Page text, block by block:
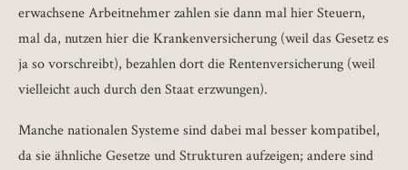
erwachsene Arbeitnehmer zahlen sie dann mal hier Steuern,
mal da, nutzen hier die Krankenversicherung (weil das Gesetz es
ja so vorschreibt), bezahlen dort die Rentenversicherung (weil
vielleicht auch durch den Staat erzwungen).
Manche nationalen Systeme sind dabei mal besser kompatibel,
da sie ähnliche Gesetze und Strukturen aufzeigen; andere sind